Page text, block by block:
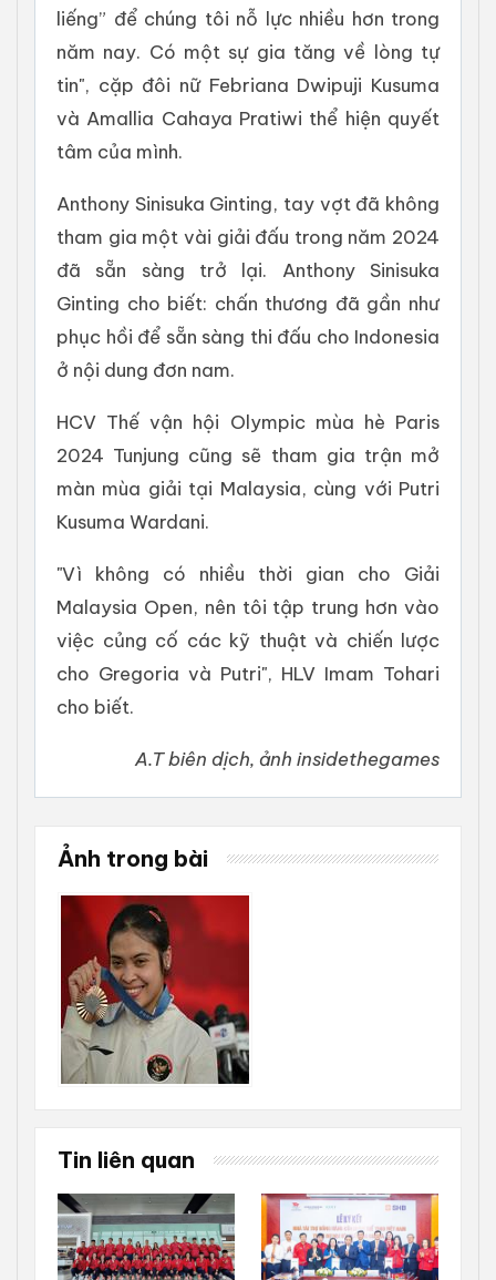
liếng” để chúng tôi nỗ lực nhiều hơn trong
năm nay. Có một sự gia tăng về lòng tự
tin", cặp đôi nữ Febriana Dwipuji Kusuma
và Amallia Cahaya Pratiwi thể hiện quyết
tâm của mình.
Anthony Sinisuka Ginting, tay vợt đã không
tham gia một vài giải đấu trong năm 2024
đã sẵn sàng trở lại. Anthony Sinisuka
Ginting cho biết: chấn thương đã gần như
phục hồi để sẵn sàng thi đấu cho Indonesia
ở nội dung đơn nam.
HCV Thế vận hội Olympic mùa hè Paris
2024 Tunjung cũng sẽ tham gia trận mở
màn mùa giải tại Malaysia, cùng với Putri
Kusuma Wardani.
"Vì không có nhiều thời gian cho Giải
Malaysia Open, nên tôi tập trung hơn vào
việc củng cố các kỹ thuật và chiến lược
cho Gregoria và Putri", HLV Imam Tohari
cho biết.
A.T biên dịch, ảnh insidethegames
Ảnh trong bài
Tin liên quan